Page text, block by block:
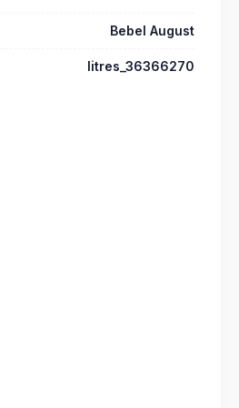
Bebel August
litres_36366270